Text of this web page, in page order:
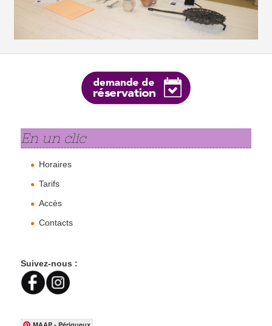
En un clic
Horaires
Tarifs
Accès
Contacts
Suivez-nous :